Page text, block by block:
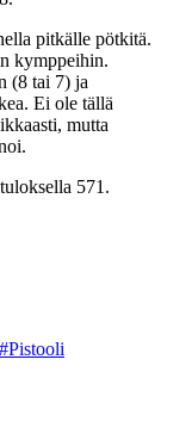
pitkälle pötkitä.
kymppeihin.
(8 tai 7) ja
Ei ole tällä
mutta
571.
#Pistooli